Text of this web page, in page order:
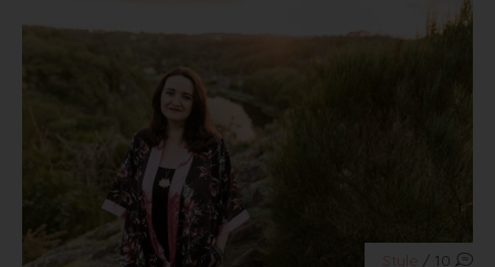
/ 10